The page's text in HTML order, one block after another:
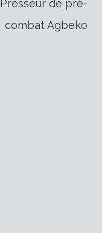
Presseur de pré-
combat Agbeko